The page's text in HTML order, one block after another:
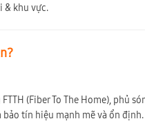
& khu vực.
(Fiber To The Home),
tín hiệu mạnh mẽ và ổn định.